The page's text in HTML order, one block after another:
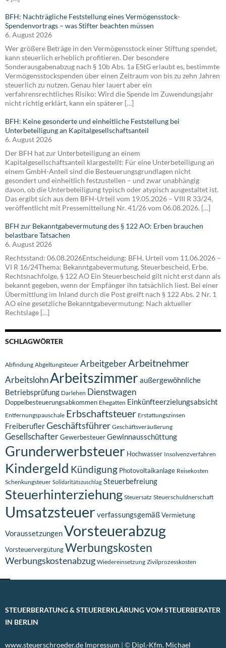
BFH: Nachträgliche Feststellung eines Vermögensstock-
Spendenvortrags – was Stifter beachten müssen
6. August 2026
Wer größere Beträge in den Vermögensstock einer Stiftung spendet,
kann steuerlich erheblich profitieren. Der besondere
Sonderausgabenabzug nach § 10b Abs. 1a EStG erlaubt es, bestimmte
Vermögensstockspenden über einen Zeitraum von bis zu zehn Jahren
steuerlich zu nutzen. Genau hier lauert aber ein
verfahrensrechtliches Risiko: Wird die Spende im Zuwendungsjahr
nicht richtig erklärt, kann ein späterer […]
BFH: Keine gesonderte und einheitliche Feststellung bei
Unterbeteiligung an Kapitalgesellschaftsanteil
6. August 2026
Der BFH hat zur Unterbeteiligung an einem
Kapitalgesellschaftsanteil klargestellt: Für eine Unterbeteiligung an
einem GmbH-Anteil sind die Besteuerungsgrundlagen nicht
gesondert und einheitlich festzustellen – und zwar unabhängig
davon, ob die Unterbeteiligung typisch oder atypisch ausgestaltet ist.
Das ergibt sich aus dem BFH-Urteil vom 19.05.2026 – VIII R 33/24,
veröffentlicht mit Pressemitteilung Nr. 41/26 vom 06.08.2026. […]
BFH zur Bekanntgabevermutung des § 122 AO: Erben brauchen
belastbare Tatsachen
6. August 2026
Rechtsstand: 06.08.2026Entscheidung: BFH, Urteil vom 11.06.2026 –
VI R 16/24Thema: Bekanntgabevermutung, Steuerbescheid, Erbe,
Rechtsnachfolge, § 122 AO Ein Steuerbescheid gilt nicht erst dann als
bekannt gegeben, wenn der Empfänger ihn tatsächlich liest. Bei einer
Übermittlung im Inland durch die Post greift nach § 122 Abs. 2 Nr. 1
AO eine gesetzliche Bekanntgabevermutung: Nach aktueller
Rechtslage […]
SCHLAGWÖRTER
Abfindung Abgeltungsteuer ArbeitgeberArbeitnehmer
ArbeitslohnArbeitszimmeraußergewöhnliche
Betriebsprüfung Darlehen Dienstwagen
Doppelbesteuerungsabkommen Ehegatten Einkünfteerzielungsabsicht
Entfernungspauschale Erbschaftsteuer Erstattungszinsen
FreiberuflerGeschäftsführer Geschäftsveräußerung
GesellschafterGewerbesteuerGewinnausschüttung
Grunderwerbsteuer Hochwasser Insolvenzverfahren
Kindergeld Kündigung Photovoltaikanlage Reisekosten
Schenkungsteuer Solidaritätszuschlag Steuerbefreiung
Steuerhinterziehung Steuersatz Steuerschuldnerschaft
Umsatzsteuer verfassungsgemäßVermietung
VoraussetzungenVorsteuerabzug
VorsteuervergütungWerbungskosten
Werbungskostenabzug Wiedereinsetzung Zivilprozesskosten
STEUERBERATUNG & STEUERERKLÄRUNG VOM STEUERBERATER
IN BERLIN
www.steuerschroeder.de Impressum | © Dipl.-Kfm. Michael